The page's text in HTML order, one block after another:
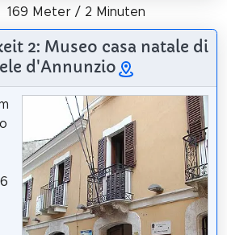
169 Meter / 2 Minuten
2: Museo casa natale di
d'Annunzio